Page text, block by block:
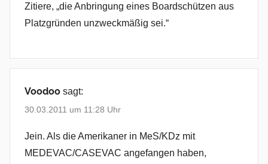
Zitiere, „die Anbringung eines Boardschützen aus
Platzgründen unzweckmäßig sei.“
Voodoo sagt:
30.03.2011 um 11:28 Uhr
Jein. Als die Amerikaner in MeS/KDz mit
MEDEVAC/CASEVAC angefangen haben,